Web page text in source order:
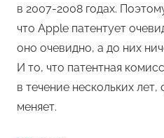
в 2007-2008 годах.
что Apple патентует
оно очевидно, а до них
И то, что патентная
в течение нескольких лет,
меняет.